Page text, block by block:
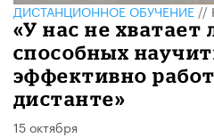
ДИСТАНЦИОННОЕ ОБУЧЕНИЕ//
«У нас не хватает
способных
эффективно
дистанте»
15 октября